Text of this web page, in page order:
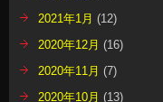
2021年1月 (12)
2020年12月 (16)
2020年11月 (7)
2020年10月 (13)